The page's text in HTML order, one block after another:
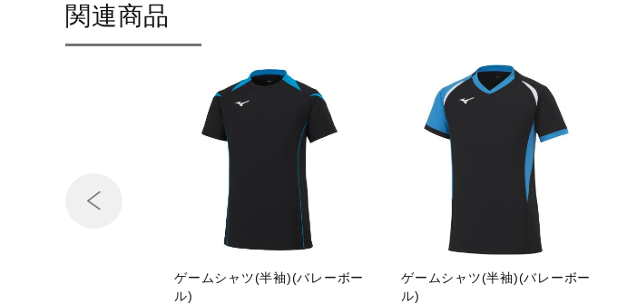
関連商品
ゲームシャツ(半袖)(バレーボー
ル)
ゲームシャツ(半袖)(バレーボー
ル)